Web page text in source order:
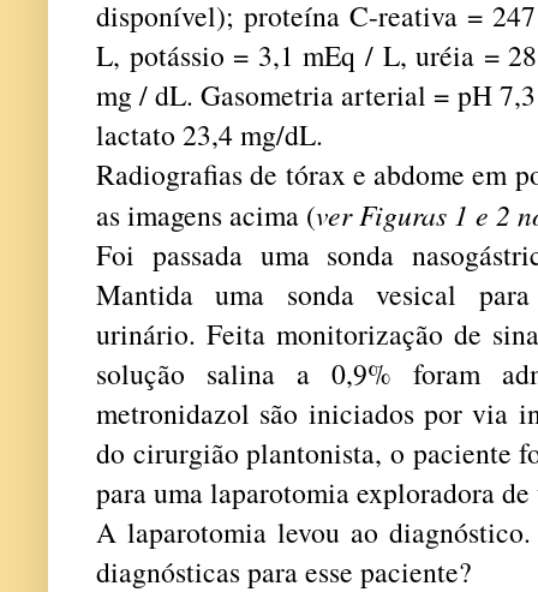
disponível); proteína C-reativa =
L, potássio = 3,1 mEq / L, uréia =
mg / dL. Gasometria arterial = pH
lactato 23,4 mg/dL.
Radiografias de tórax e abdome em
as imagens acima (ver Figuras 1 e 2
Foi passada uma sonda
Mantida uma sonda vesical
urinário. Feita monitorização de
solução salina a 0,9% foram
metronidazol são iniciados por via
do cirurgião plantonista, o paciente
para uma laparotomia exploradora
A laparotomia levou ao
diagnósticas para esse paciente?